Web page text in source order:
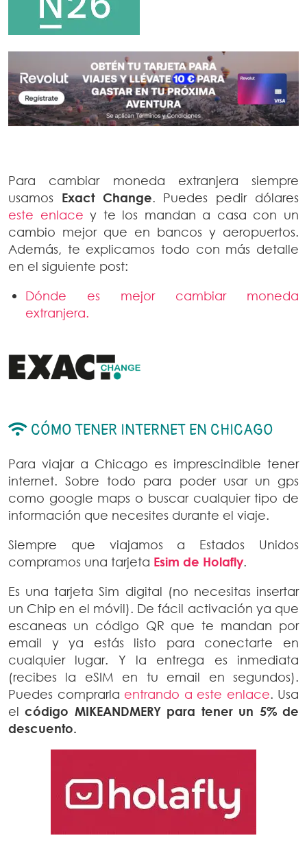
Para cambiar moneda extranjera siempre
usamos Exact Change. Puedes pedir dólares
este enlace y te los mandan a casa con un
cambio mejor que en bancos y aeropuertos.
Además, te explicamos todo con más detalle
en el siguiente post:
Dónde es mejor cambiar moneda
extranjera.
CÓMO TENER INTERNET EN CHICAGO
Para viajar a Chicago es imprescindible tener
internet. Sobre todo para poder usar un gps
como google maps o buscar cualquier tipo de
información que necesites durante el viaje.
Siempre que viajamos a Estados Unidos
compramos una tarjeta Esim de Holafly.
Es una tarjeta Sim digital (no necesitas insertar
un Chip en el móvil). De fácil activación ya que
escaneas un código QR que te mandan por
email y ya estás listo para conectarte en
cualquier lugar. Y la entrega es inmediata
(recibes la eSIM en tu email en segundos).
Puedes comprarla entrando a este enlace. Usa
elcódigo MIKEANDMERY para tener un 5% de
descuento.